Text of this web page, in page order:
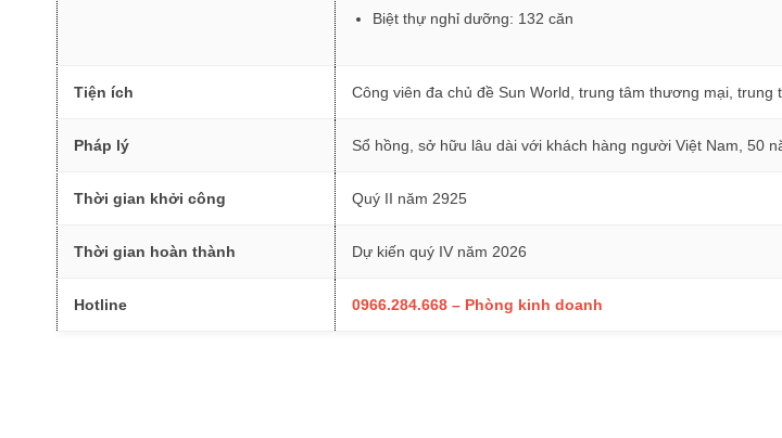
Biệt thự nghỉ dưỡng: 132 căn
Tiện ích Công viên đa chủ đề Sun World, trung tâm thương mại, trung
Pháp lý Sổ hồng, sở hữu lâu dài với khách hàng người Việt Nam, 50
Thời gian khởi công Quý II năm 2925
Thời gian hoàn thành Dự kiến quý IV năm 2026
Hotline 0966.284.668 – Phòng kinh doanh